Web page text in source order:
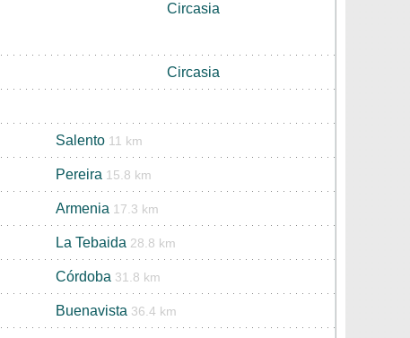
Circasia
Circasia
Salento 11 km
Pereira 15.8 km
Armenia 17.3 km
La Tebaida 28.8 km
Córdoba 31.8 km
Buenavista 36.4 km